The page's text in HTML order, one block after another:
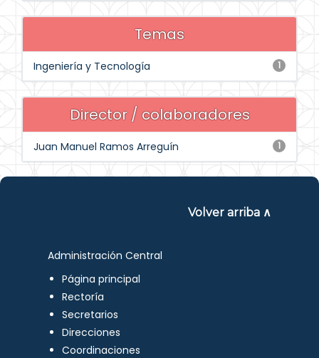
Temas
1
Ingeniería y Tecnología
Director / colaboradores
1
Juan Manuel Ramos Arreguín
Volver arriba ∧
Administración Central
Página principal
Rectoría
Secretarios
Direcciones
Coordinaciones